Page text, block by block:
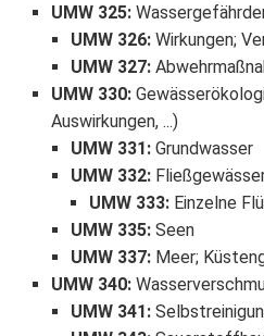
UMW 325:
UMW 326:Wirkungen;
UMW 327:
UMW 330:
Auswirkungen, ...)
UMW 331:Grundwasser
UMW 332:
UMW 333: Einzelne
UMW 335:Seen
UMW 337:Meer;
UMW 340:
UMW 341: